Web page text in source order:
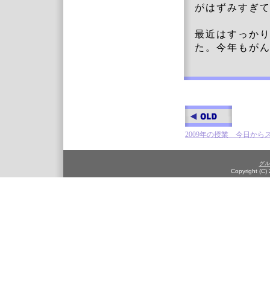
がはずみすぎ
最近はすっか
た。今年もが
2009年の授業 今日から
グ
Copyright (C)